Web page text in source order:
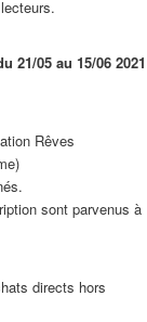
21/05 au 15/06 2021
Rêves
sont parvenus à
directs hors